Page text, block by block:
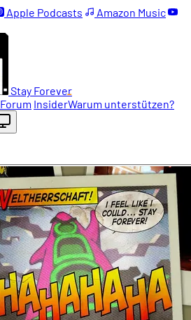
Apple Podcasts
Amazon Music
Stay Forever
Forum InsiderWarum unterstützen?